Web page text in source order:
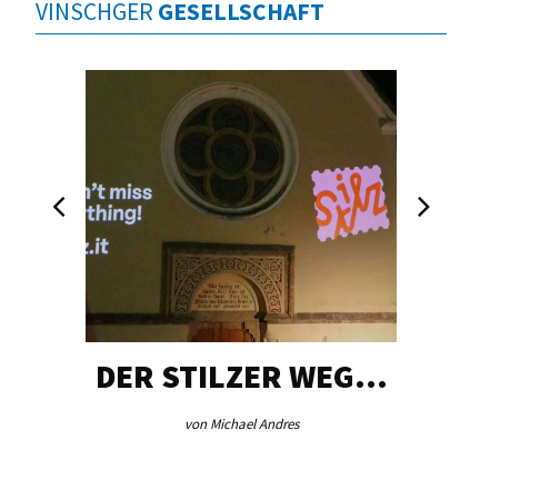
VINSCHGER GESELLSCHAFT
DER STILZER WEG…
von Michael Andres